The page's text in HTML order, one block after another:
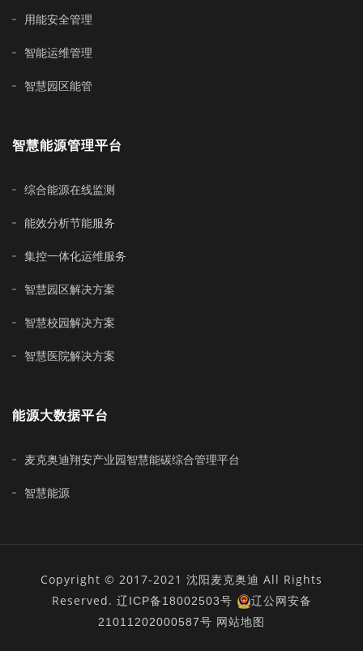
用能安全管理
智能运维管理
智慧园区能管
智慧能源管理平台
综合能源在线监测
能效分析节能服务
集控一体化运维服务
智慧园区解决方案
智慧校园解决方案
智慧医院解决方案
能源大数据平台
麦克奥迪翔安产业园智慧能碳综合管理平台
智慧能源
Copyright © 2017-2021 沈阳麦克奥迪 All Rights
Reserved. 辽ICP备18002503号
辽公网安备
21011202000587号 网站地图